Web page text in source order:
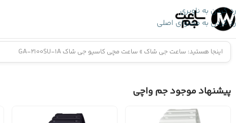
رد کردن به ناوبری
رد کردن به محتوای اصلی
اینجا هستید: ساعت جی شاک » ساعت مچی کاسیو جی شاک GA-2100SU-1A
پیشنهاد موجود جم واچی